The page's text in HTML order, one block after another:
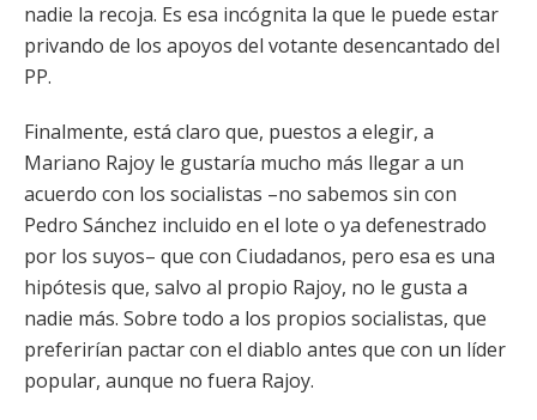
nadie la recoja. Es esa incógnita la que le puede estar
privando de los apoyos del votante desencantado del
PP.
Finalmente, está claro que, puestos a elegir, a
Mariano Rajoy le gustaría mucho más llegar a un
acuerdo con los socialistas –no sabemos sin con
Pedro Sánchez incluido en el lote o ya defenestrado
por los suyos– que con Ciudadanos, pero esa es una
hipótesis que, salvo al propio Rajoy, no le gusta a
nadie más. Sobre todo a los propios socialistas, que
preferirían pactar con el diablo antes que con un líder
popular, aunque no fuera Rajoy.